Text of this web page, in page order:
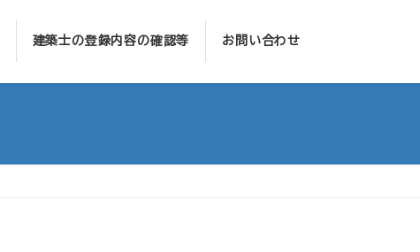
建築士の登録内容の確認等 お問い合わせ